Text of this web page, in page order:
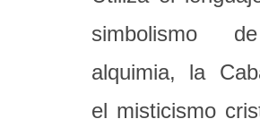
simbolismo
alquimia, la
el misticismo